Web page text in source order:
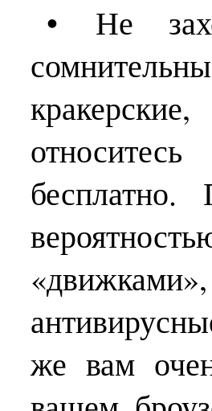
• Не
же вам